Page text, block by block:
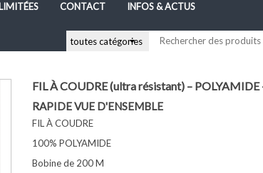
CONTACT INFOS & ACTUS
FIL À COUDRE (ultra résistant) – POLYAMIDE
RAPIDE VUE D'ENSEMBLE
FIL À COUDRE
100% POLYAMIDE
Bobine de 200 M